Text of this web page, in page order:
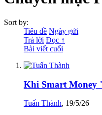
Sort by:
Tiêu đề Ngày gửi
Trả lời Đọc ↑
Bài viết cuối
Khi Smart Money
Tuấn Thành, 19/5/26